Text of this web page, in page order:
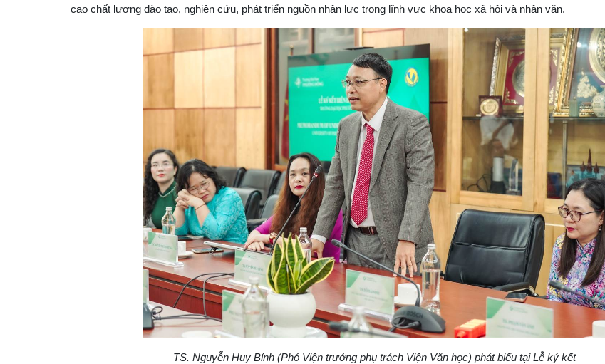
cao chất lượng đào tạo, nghiên cứu, phát triển nguồn nhân lực trong lĩnh vực khoa học xã hội và nhân văn.
TS. Nguyễn Huy Bỉnh (Phó Viện trưởng phụ trách Viện Văn học) phát biểu tại Lễ ký kết